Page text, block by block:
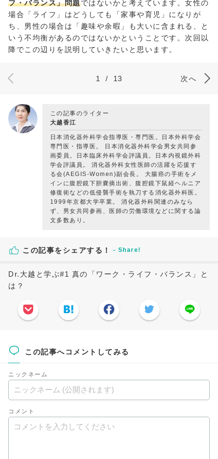
フ・バランス」問題ではないかと考えています。女性の
場合「ライフ」はどうしても「家事や育児」になりが
ち、男性の場合は「趣味や余暇」も大いに含まれる、と
いう不均衡があるのではないかということです。次回以
降でこの辺りを説明していきたいと思います。
1 / 13 次へ
この記事のライター
大越香江
日本消化器外科学会指導医・専門医。日本外科学会
専門医・指導医。 日本消化器外科学会男女共同参
画委員。日本臨床外科学会評議員。日本内視鏡外科
学会評議員。 消化器外科女性医師の活躍を応援す
る会(AEGIS-Women)副会長。 大腸癌の手術をメ
インに腹腔鏡下胆嚢摘出術、腹腔鏡下鼠経ヘルニア
修復術などの低侵襲手術を執刀する消化器外科医。
1999年京都大学卒業。 消化器外科関連のみなら
ず、男女共同参画、医師の労働環境などに関する論
文多数あり。
この記事をシェアする！
Dr.大越と学ぶ#1 真の「ワーク・ライフ・バランス」と
は？
この記事へコメントしてみる
ニックネーム
コメント